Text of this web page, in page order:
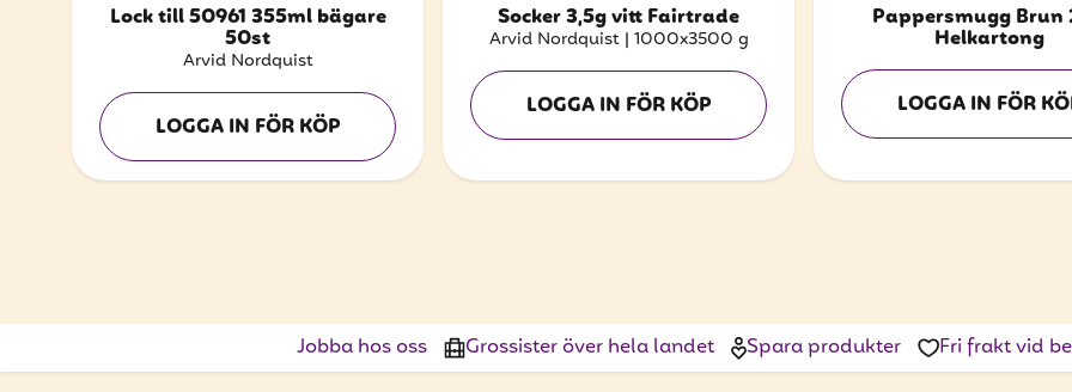
Lock till 50961 355ml bägare
50st
Arvid Nordquist
LOGGA IN FÖR KÖP
Socker 3,5g vitt Fairtrade
Arvid Nordquist | 1000x3500 g
LOGGA IN FÖR KÖP
Pappersmugg Brun
Helkartong
LOGGA IN FÖR
Jobba hos oss Grossister över hela landet Spara produkter Fri frakt vid